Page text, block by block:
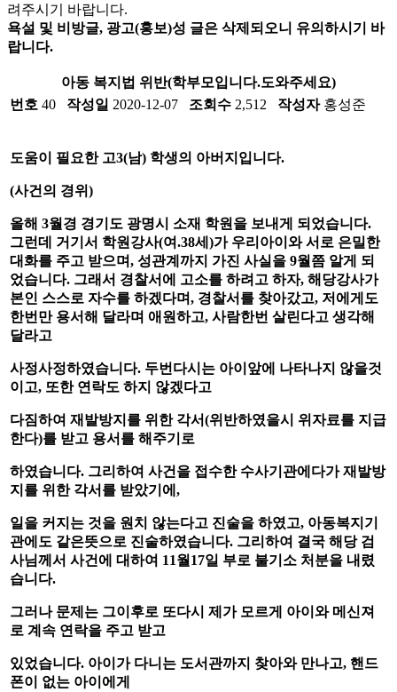
려주시기 바랍니다.
욕설 및 비방글, 광고(홍보)성 글은 삭제되오니 유의하시기 바
랍니다.
아동 복지법 위반(학부모입니다.도와주세요)
번호 40 작성일 2020-12-07 조회수 2,512 작성자 홍성준
도움이 필요한 고3(남) 학생의 아버지입니다.
(사건의 경위 )
올해 3월경 경기도 광명시 소재 학원을 보내게 되었습니다.
그런데 거기서 학원강사(여.38세 )가 우리아이와 서로 은밀한
대화를 주고 받으며, 성관계까지 가진 사실을 9월쯤 알게 되
었습니다. 그래서 경찰서에 고소를 하려고 하자, 해당강사가
본인 스스로 자수를 하겠다며, 경찰서를 찾아갔고, 저에게도
한번만 용서해 달라며 애원하고, 사람한번 살린다고 생각해
달라고
사정사정하였습니다. 두번다시는 아이앞에 나타나지 않을것
이고, 또한 연락도 하지 않겠다고
다짐하여 재발방지를 위한 각서(위반하였을시 위자료를 지급
한다)를 받고 용서를 해주기로
하였습니다. 그리하여 사건을 접수한 수사기관에다가재발방
지를 위한 각서를 받았기에 ,
일을 커지는 것을 원치 않는다고 진술을 하였고, 아동복지기
관에도 같은뜻으로 진술하였습니다. 그리하여 결국 해당 검
사님께서 사건에 대하여 11월 17일 부로 불기소 처분을 내렸
습니다.
그러나 문제는 그이후로 또다시 제가 모르게 아이와 메신져
로 계속 연락을 주고 받고
있었습니다. 아이가 다니는 도서관까지 찾아와 만나고, 핸드
폰이 없는 아이에게